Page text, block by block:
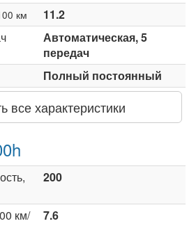
км
11.2
Автоматическая, 5
передач
Полный постоянный
все характеристики
200
км/
7.6